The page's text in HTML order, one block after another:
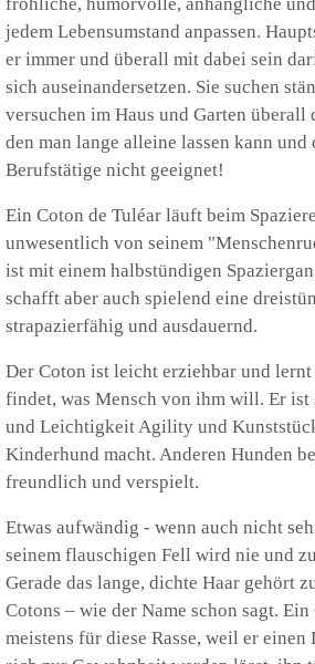
jedem Lebensumstand anpassen.
er immer und überall mit dabei sein
sich auseinandersetzen. Sie suchen
versuchen im Haus und Garten
den man lange alleine lassen kann
Berufstätige nicht geeignet!
Ein Coton de Tuléar läuft beim
unwesentlich von seinem
ist mit einem halbstündigen
schafft aber auch spielend eine
strapazierfähig und ausdauernd.
Der Coton ist leicht erziehbar und
findet, was Mensch von ihm will. Er
und Leichtigkeit Agility und
Kinderhund macht. Anderen Hunden
freundlich und verspielt.
Etwas aufwändig - wenn auch nicht
seinem flauschigen Fell wird nie und
Gerade das lange, dichte Haar gehört
Cotons – wie der Name schon sagt.
meistens für diese Rasse, weil er